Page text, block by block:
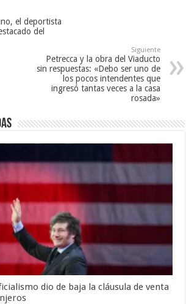
el deportista
del
Siguiente
Petrecca y la obra del Viaducto
sin respuestas: «Debo ser uno de
los pocos intendentes que
ingresó tantas veces a la casa
rosada»
dio de baja la cláusula de venta